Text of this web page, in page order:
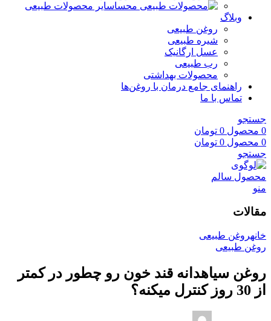
سایر محصولات طبیعی
وبلاگ
روغن طبیعی
شیره طبیعی
عسل ارگانیک
رب طبیعی
محصولات بهداشتی
راهنمای جامع درمان با روغن‌ها
تماس با ما
جستجو
0 محصول 0 تومان
0 محصول 0 تومان
جستجو
منو
مقالات
خانهروغن طبیعی
روغن طبیعی
روغن سیاهدانه قند خون رو چطور در کمتر
از 30 روز کنترل میکنه؟